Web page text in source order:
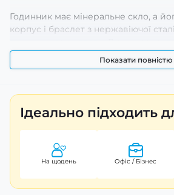
Годинник має мінеральне скло, а
корпус і браслет з нержавіючої
циферблату дозволяє з легкістю
темряві. Завдяки кварцевому
Casio MTP-1302PD-9A також має
хвилин, секунд та дати, що робить
функціональним компаньйоном у
Він підходить для будь-якої нагоди,
або вечірня прогулянка.
Цей годинник — це не просто
елемент вашого образу, що
Показати повністю
Ідеально підходить
На щодень Офіс / Бізнес